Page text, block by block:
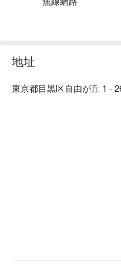
的私人包廂，盡情吃到飽滿
地址
東京都目黒区自由が丘 1 -